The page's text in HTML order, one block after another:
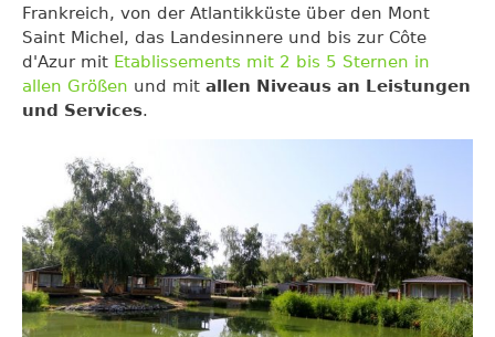
Frankreich, von der Atlantikküste über den Mont
Saint Michel, das Landesinnere und bis zur Côte
d'Azur mit Etablissements mit 2 bis 5 Sternen in
allen Größen und mit allen Niveaus an Leistungen
und Services.